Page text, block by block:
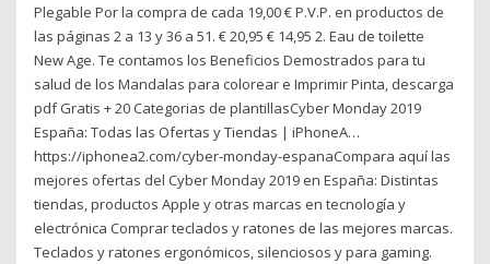
Plegable Por la compra de cada 19,00 € P.V.P. en productos de
las páginas 2 a 13 y 36 a 51. € 20,95 € 14,95 2. Eau de toilette
New Age. Te contamos los Beneficios Demostrados para tu
salud de los Mandalas para colorear e Imprimir Pinta, descarga
pdf Gratis + 20 Categorias de plantillasCyber Monday 2019
España: Todas las Ofertas y Tiendas | iPhoneA…
https://iphonea2.com/cyber-monday-espanaCompara aquí las
mejores ofertas del Cyber Monday 2019 en España: Distintas
tiendas, productos Apple y otras marcas en tecnología y
electrónica Comprar teclados y ratones de las mejores marcas.
Teclados y ratones ergonómicos, silenciosos y para gaming.